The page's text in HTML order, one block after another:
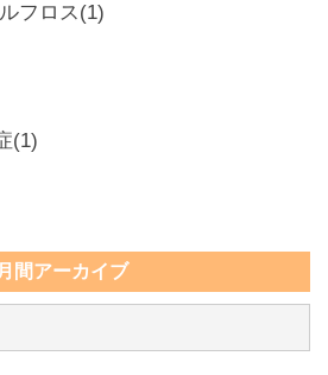
フロス(1)
(1)
月間アーカイブ